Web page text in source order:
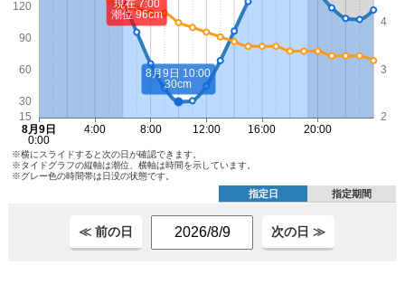
※横にスライドすると次の日が確認できます。
※タイドグラフの縦軸は潮位、横軸は時間を示しています。
※グレー色の時間帯は日没の状態です。
指定日 指定期間
≪ 前の日 次の日 ≫